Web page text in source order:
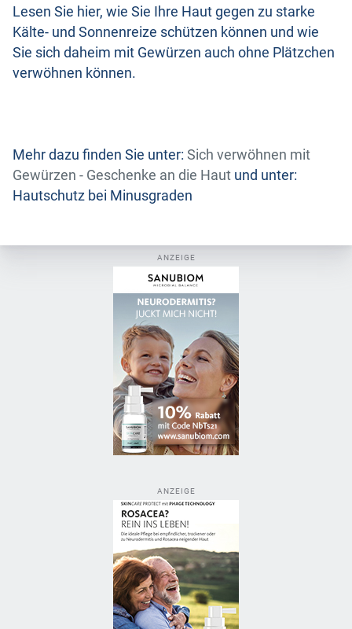
Lesen Sie hier, wie Sie Ihre Haut gegen zu starke
Kälte- und Sonnenreize schützen können und wie
Sie sich daheim mit Gewürzen auch ohne Plätzchen
verwöhnen können.
Mehr dazu finden Sie unter: Sich verwöhnen mit
Gewürzen - Geschenke an die Haut und unter:
Hautschutz bei Minusgraden
ANZEIGE
ANZEIGE